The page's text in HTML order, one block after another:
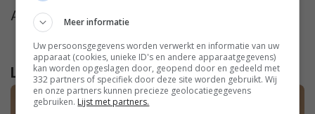
Afbeelding: Ivan Ragozin
Lees verder...
Meer informatie
Uw persoonsgegevens worden verwerkt en informatie van uw
apparaat (cookies, unieke ID's en andere apparaatgegevens)
kan worden opgeslagen door, geopend door en gedeeld met
332 partners of specifiek door deze site worden gebruikt. Wij
en onze partners kunnen precieze geolocatiegegevens
gebruiken. Lijst met partners.